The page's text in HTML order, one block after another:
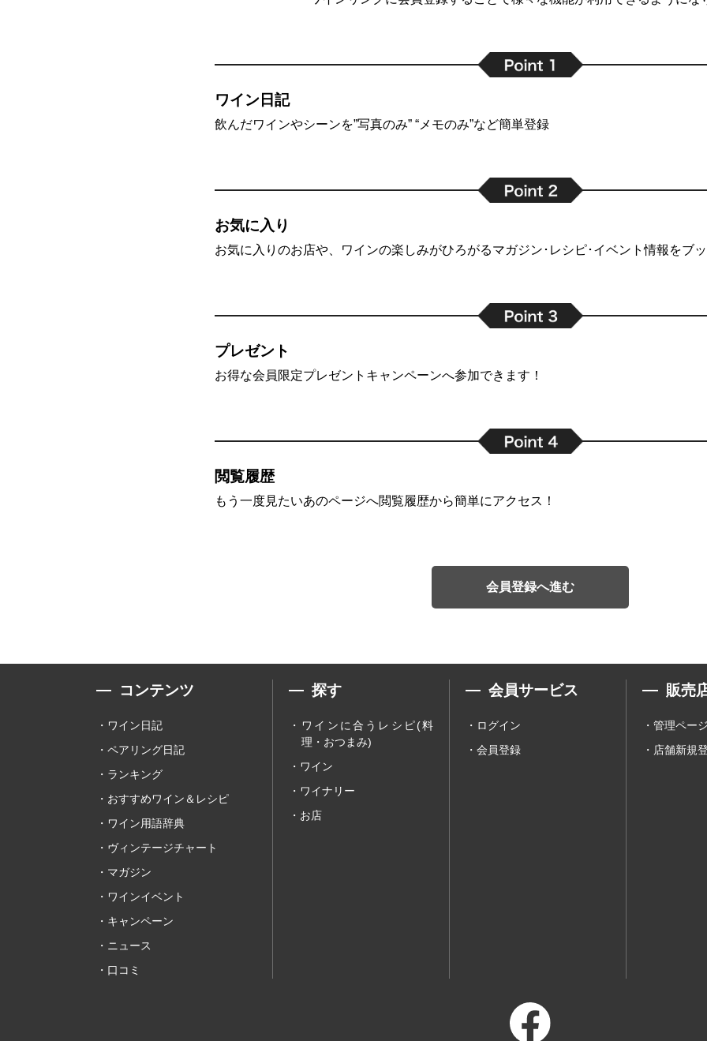
ワイン日記
飲んだワインやシーンを”写真のみ” “メモのみ”など簡単登録
お気に入り
お気に入りのお店や、ワインの楽しみがひろがるマガジン･レシピ･イベント情報をブ
プレゼント
お得な会員限定プレゼントキャンペーンへ参加できます！
閲覧履歴
もう一度見たいあのページへ閲覧履歴から簡単にアクセス！
会員登録へ進む
コンテンツ
ワイン日記
ペアリング日記
ランキング
おすすめワイン＆レシピ
ワイン用語辞典
ヴィンテージチャート
マガジン
ワインイベント
キャンペーン
ニュース
口コミ
探す
ワインに合うレシピ(料
理・おつまみ)
ワイン
ワイナリー
お店
会員サービス
ログイン
会員登録
販売
管理ペー
店舗新規